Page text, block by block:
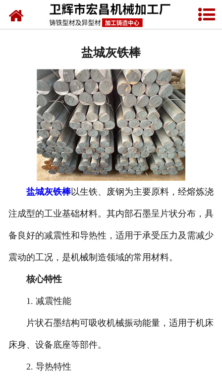
网站首页
盐城异形铸铁型材
盐城铸件
盐城灰铁棒
盐城灰铁棒以生铁、废钢为主要原料，经熔炼浇
注成型的工业基础材料。其内部石墨呈片状分布，具
备良好的减震性和导热性，适用于承受压力及需减少
震动的工况，是机械制造领域的常用材料。
核心特性
1. 减震性能
片状石墨结构可吸收机械振动能量，适用于机床
床身、设备底座等部件。
2. 导热特性